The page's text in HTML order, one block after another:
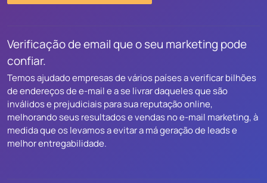
Verificação de email que o seu marketing pode
confiar.
Temos ajudado empresas de vários países a verificar bilhões
de endereços de e-mail e a se livrar daqueles que são
inválidos e prejudiciais para sua reputação online,
melhorando seus resultados e vendas no e-mail marketing, à
medida que os levamos a evitar a má geração de leads e
melhor entregabilidade.